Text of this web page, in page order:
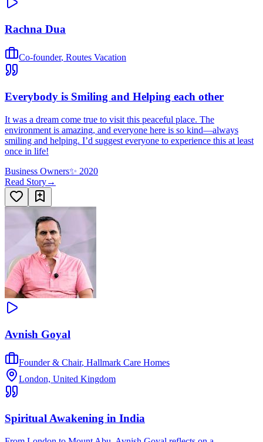
Rachna Dua
Co-founder, Routes Vacation
Everybody is Smiling and Helping each other
It was a dream come true to visit this peaceful place. The
environment is amazing, and everyone here is so kind—always
smiling and helping. I’d suggest everyone to experience this at least
once in life!
Business Owners✨ 2020
Read Story→
Avnish Goyal
Founder & Chair, Hallmark Care Homes
London, United Kingdom
Spiritual Awakening in India